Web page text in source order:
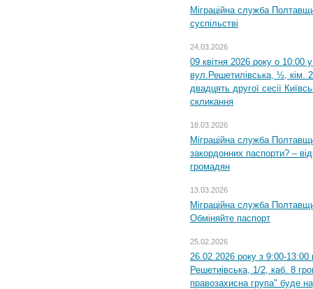
Міграційна служба
суспільстві
24.03.2026
09 квітня 2026 року о 10:00
вул.Решетилівська, ½, кім.
двадцять другої сесії
скликання
18.03.2026
Міграційна служба
закордонних паспорти? –
громадян
13.03.2026
Міграційна служба
Обміняйте паспорт
25.02.2026
26.02.2026 року з 9:00-
Решетиівська, 1/2, каб. 8
правозахисна група" буде